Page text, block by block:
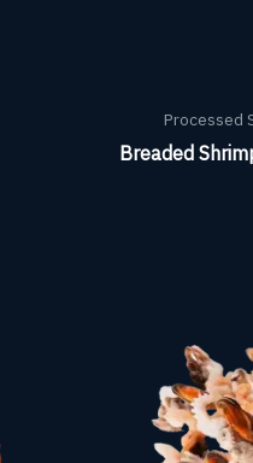
Processed
Breaded